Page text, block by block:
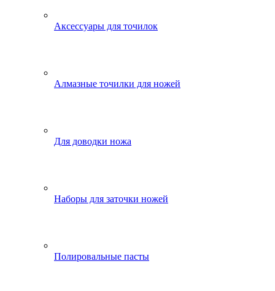
Аксессуары для точилок
Алмазные точилки для ножей
Для доводки ножа
Наборы для заточки ножей
Полировальные пасты